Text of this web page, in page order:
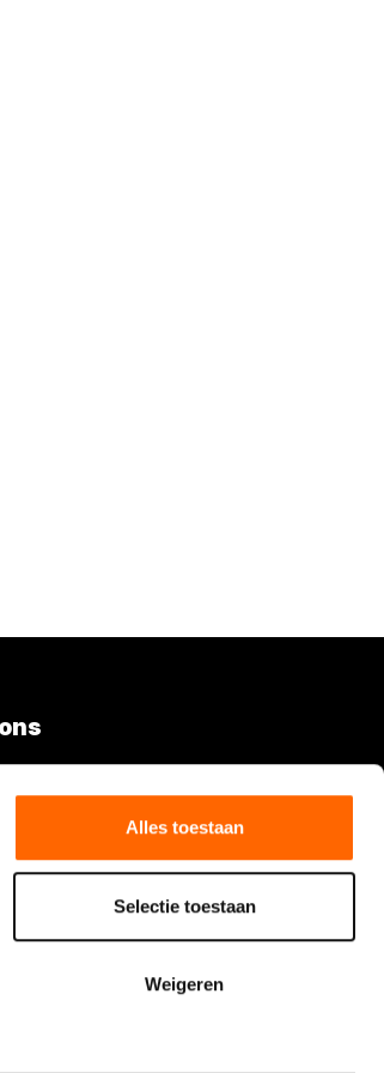
Alles toestaan
Selectie toestaan
Weigeren
Rental